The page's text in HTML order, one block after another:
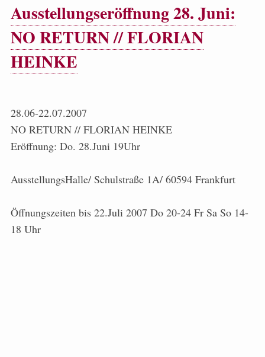
Ausstellungseröffnung 28. Juni:
NO RETURN // FLORIAN
HEINKE
28.06-22.07.2007
NO RETURN // FLORIAN HEINKE
Eröffnung: Do. 28.Juni 19Uhr
AusstellungsHalle/ Schulstraße 1A/ 60594 Frankfurt
Öffnungszeiten bis 22.Juli 2007 Do 20-24 Fr Sa So 14-
18 Uhr